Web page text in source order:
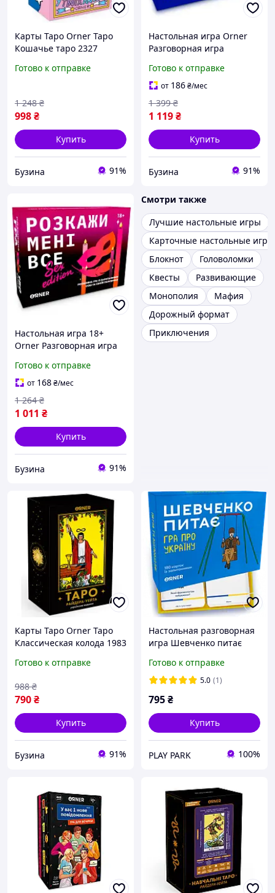
Карты Таро Orner Таро
Кошачье таро 2327
Готово к отправке
998₴
1 248 ₴
Купить
Бузина 91%
Настольная игра Orner
Разговорная игра
edition 1607 pelican
Готово к отправке
от 186₴/мес
1 119₴
1 399 ₴
Купить
Бузина 91%
Настольная игра 18+
Orner Разговорная игра
edition (укр.) MG-4133958
Ukr koshik
Готово к отправке
от 168₴/мес
1 011 ₴
1 264 ₴
Купить
Бузина 91%
Смотри также
Лучшие настольные игры
Карточные настольные игры
Блокнот
Головоломки
Квесты
Развивающие
Монополия
Мафия
Дорожный формат
Приключения
Карты Таро Orner Таро
Классическая колода 1983
Готово к отправке
790₴
988 ₴
Купить
Бузина 91%
Настольная разговорная
игра Шевченко питає
Готово к отправке
5.0 (1)
795₴
Купить
PLAY PARK 100%